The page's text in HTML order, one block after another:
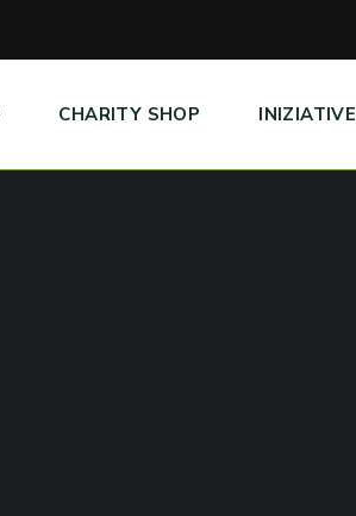
CHARITY SHOP INIZIATIVE